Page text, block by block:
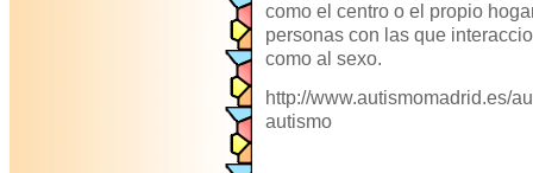
como el centro o el propio
personas con las que
como al sexo.
http://www.autismomadrid.es/
autismo